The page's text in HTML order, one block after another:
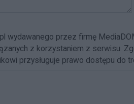
wydawanego przez firmę
z korzystaniem z serwisu.
przysługuje prawo dostępu do